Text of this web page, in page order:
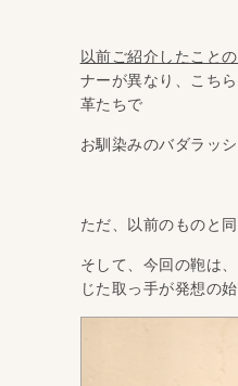
以前ご紹介したこと
ナーが異なり、こち
革たちで
お馴染みのバダラッ
ただ、以前のものと
そして、今回の鞄は
じた取っ手が発想の